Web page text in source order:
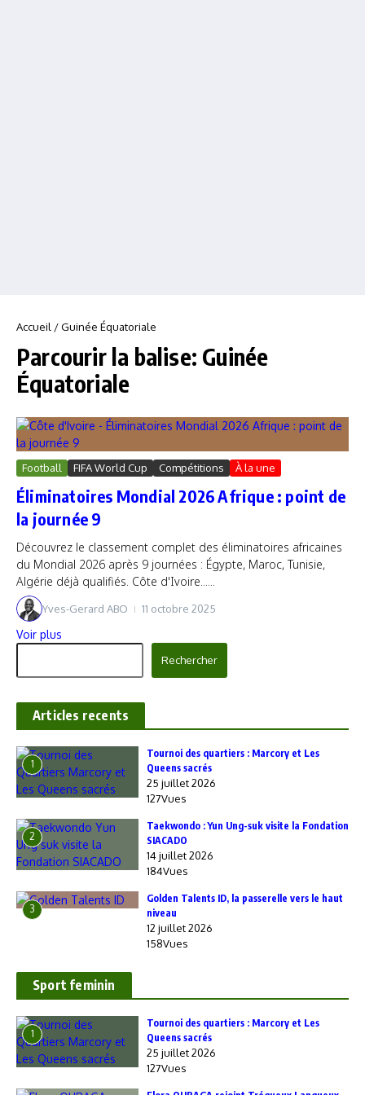
Accueil /Guinée Équatoriale
Parcourir la balise: Guinée
Équatoriale
Football FIFA World Cup Compétitions À la une
Éliminatoires Mondial 2026 Afrique : point de
la journée 9
Découvrez le classement complet des éliminatoires africaines
du Mondial 2026 après 9 journées : Égypte, Maroc, Tunisie,
Algérie déjà qualifiés. Côte d'Ivoire......
Yves-Gerard ABO 11 octobre 2025
Voir plus
Rechercher
Articles recents
1
‎Tournoi des quartiers : Marcory et Les
Queens sacrés
25 juillet 2026
127Vues
2
Taekwondo : Yun Ung-suk visite la Fondation
SIACADO
14 juillet 2026
184Vues
3
Golden Talents ID, la passerelle vers le haut
niveau
12 juillet 2026
158Vues
Sport feminin
1
‎Tournoi des quartiers : Marcory et Les
Queens sacrés
25 juillet 2026
127Vues